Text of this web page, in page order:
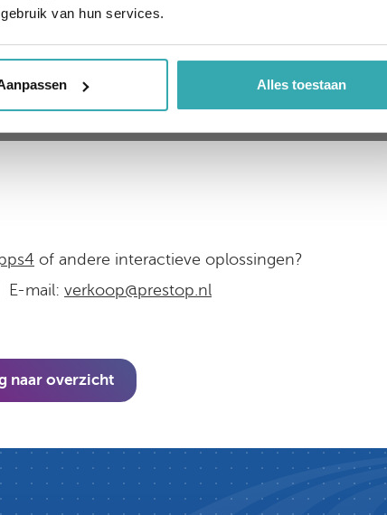
van hun services.
Alles toestaan
of andere interactieve oplossingen?
E-mail: verkoop@prestop.nl
naar overzicht